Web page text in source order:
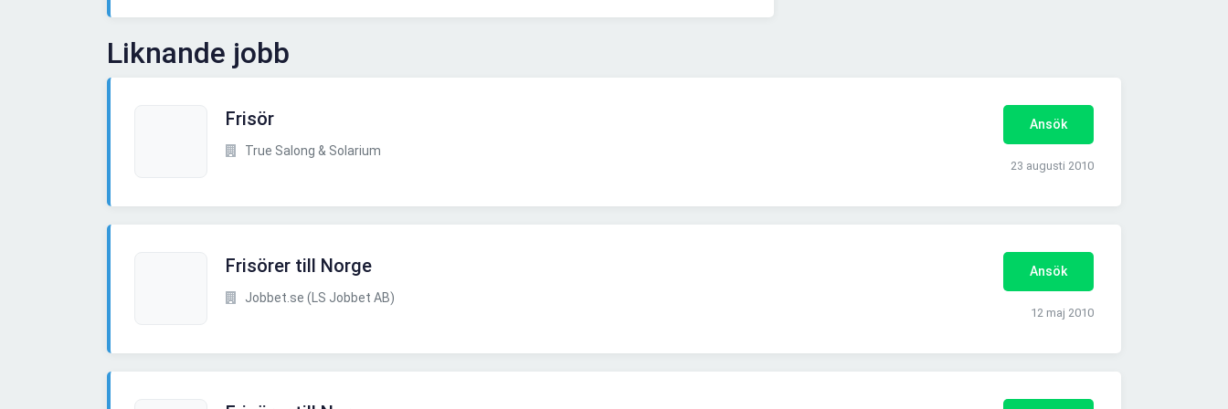
Liknande jobb
Frisör
True Salong & Solarium
Ansök
23 augusti 2010
Frisörer till Norge
Jobbet.se (LS Jobbet AB)
Ansök
12 maj 2010